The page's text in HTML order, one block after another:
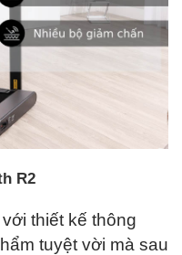
R2
với thiết kế thông
tuyệt vời mà sau